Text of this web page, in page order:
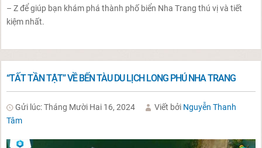
– Z để giúp bạn khám phá thành phố biển Nha Trang thú vị và tiết
kiệm nhất.
“TẤT TẦN TẬT” VỀ BẾN TÀU DU LỊCH LONG PHÚ NHA TRANG
Gửi lúc: Tháng Mười Hai 16, 2024 Viết bởi Nguyễn Thanh
Tâm